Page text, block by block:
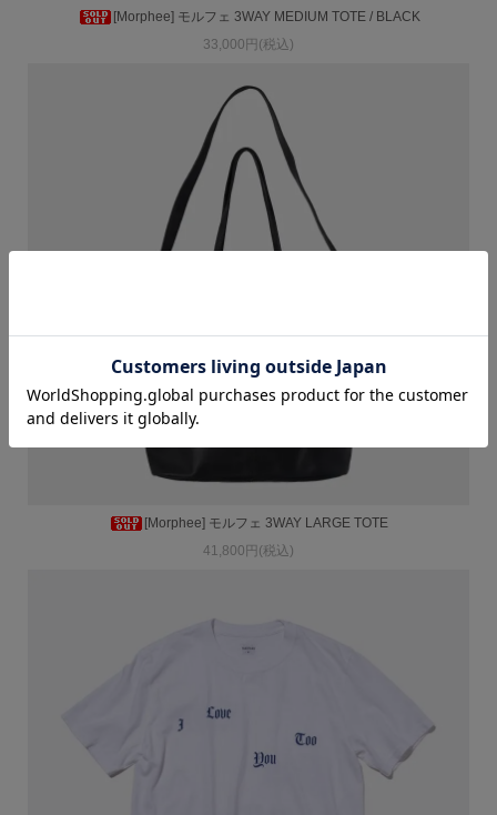
[Morphee] モルフェ 3WAY MEDIUM TOTE / BLACK
33,000円(税込)
[Morphee] モルフェ 3WAY LARGE TOTE
41,800円(税込)